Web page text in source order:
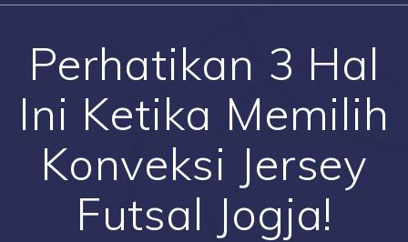
Perhatikan 3 Hal
Ini Ketika Memilih
Konveksi Jersey
Futsal Jogja!